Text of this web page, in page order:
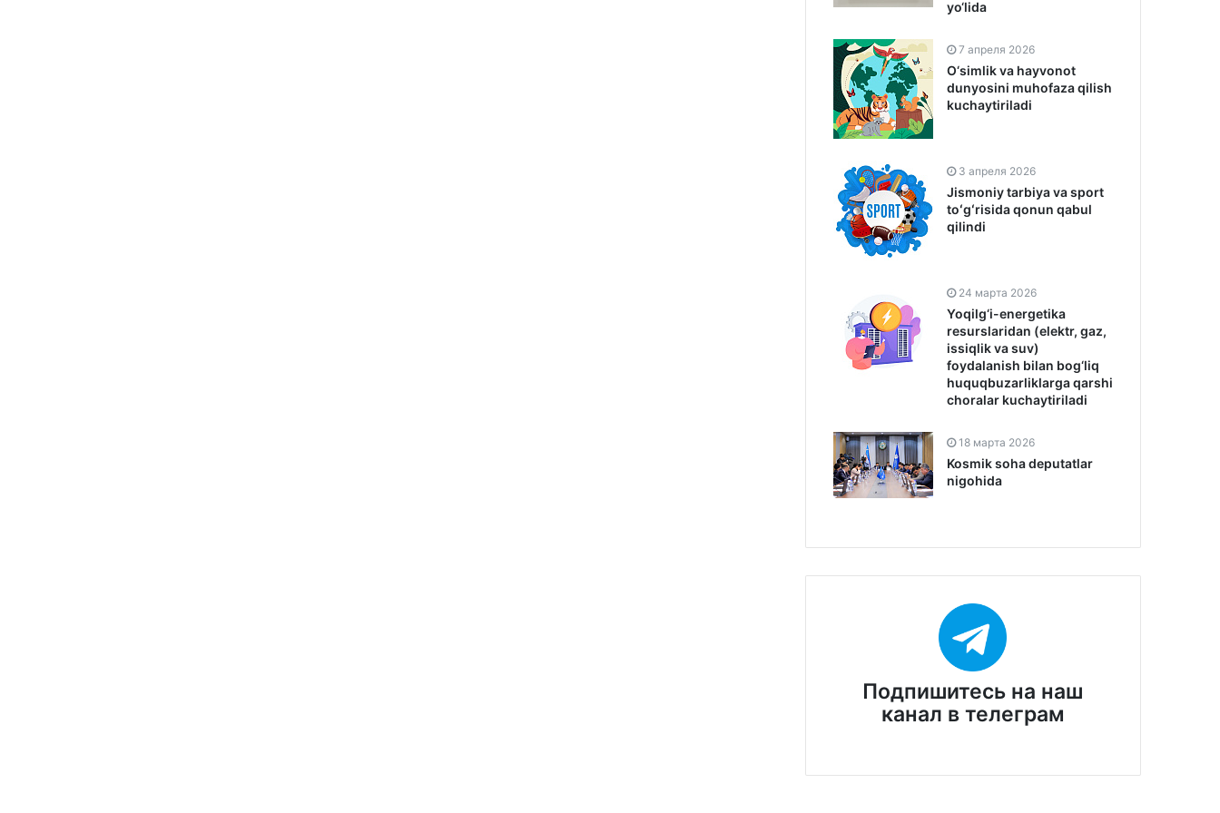
yo‘lida
7 апреля 2026
O‘simlik va hayvonot
dunyosini muhofaza qilish
kuchaytiriladi
3 апреля 2026
Jismoniy tarbiya va sport
toʻgʻrisida qonun qabul
qilindi
24 марта 2026
Yoqilg‘i-energetika
resurslaridan (elektr, gaz,
issiqlik va suv)
foydalanish bilan bog‘liq
huquqbuzarliklarga qarshi
choralar kuchaytiriladi
18 марта 2026
Kosmik soha deputatlar
nigohida
Подпишитесь на наш
канал в телеграм